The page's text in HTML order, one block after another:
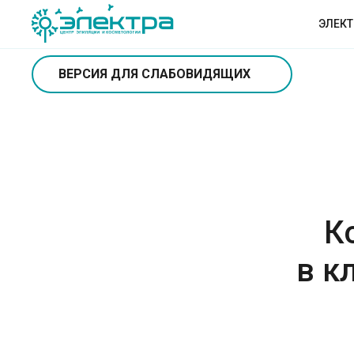
ВЕРСИЯ ДЛЯ СЛАБОВИДЯЩИХ
в